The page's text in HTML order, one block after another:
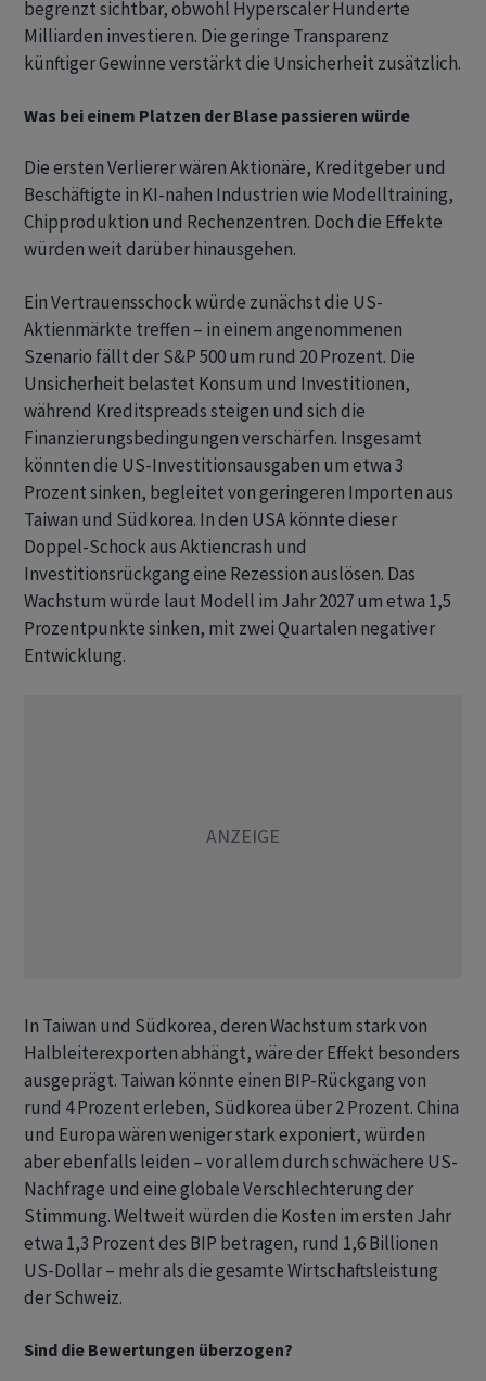
begrenzt sichtbar, obwohl Hyperscaler Hunderte
Milliarden investieren. Die geringe Transparenz
künftiger Gewinne verstärkt die Unsicherheit zusätzlich.
Was bei einem Platzen der Blase passieren würde
Die ersten Verlierer wären Aktionäre, Kreditgeber und
Beschäftigte in KI-nahen Industrien wie Modelltraining,
Chipproduktion und Rechenzentren. Doch die Effekte
würden weit darüber hinausgehen.
Ein Vertrauensschock würde zunächst die US-
Aktienmärkte treffen – in einem angenommenen
Szenario fällt der S&P 500 um rund 20 Prozent. Die
Unsicherheit belastet Konsum und Investitionen,
während Kreditspreads steigen und sich die
Finanzierungsbedingungen verschärfen. Insgesamt
könnten die US-Investitionsausgaben um etwa 3
Prozent sinken, begleitet von geringeren Importen aus
Taiwan und Südkorea. In den USA könnte dieser
Doppel-Schock aus Aktiencrash und
Investitionsrückgang eine Rezession auslösen. Das
Wachstum würde laut Modell im Jahr 2027 um etwa 1,5
Prozentpunkte sinken, mit zwei Quartalen negativer
Entwicklung.
In Taiwan und Südkorea, deren Wachstum stark von
Halbleiterexporten abhängt, wäre der Effekt besonders
ausgeprägt. Taiwan könnte einen BIP-Rückgang von
rund 4 Prozent erleben, Südkorea über 2 Prozent. China
und Europa wären weniger stark exponiert, würden
aber ebenfalls leiden – vor allem durch schwächere US-
Nachfrage und eine globale Verschlechterung der
Stimmung. Weltweit würden die Kosten im ersten Jahr
etwa 1,3 Prozent des BIP betragen, rund 1,6 Billionen
US-Dollar – mehr als die gesamte Wirtschaftsleistung
der Schweiz.
Sind die Bewertungen überzogen?